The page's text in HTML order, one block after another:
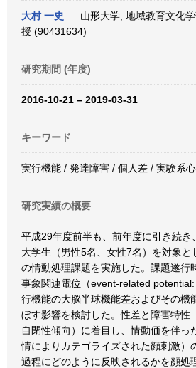
大村 一史
山形大学, 地域教育文化
授 (90431634)
研究期間 (年度)
2016-10-21 – 2019-03-31
キーワード
実行機能 / 発達障害 / 個人差 / 実験系
研究実績の概要
平成29年度前半も、前年度に引き続き
大学生（男性5名、女性7名）を対象と
の情動処理課題を実施した。課題遂行
事象関連電位（event-related
行機能の大脳半球機能差およびその機
ぼす影響を検討した。性差と障害特性
自閉性傾向）に着目し、情動価を伴っ
情によりカテゴライズされた顔刺激）
過程にどのように反映されるかを顔処